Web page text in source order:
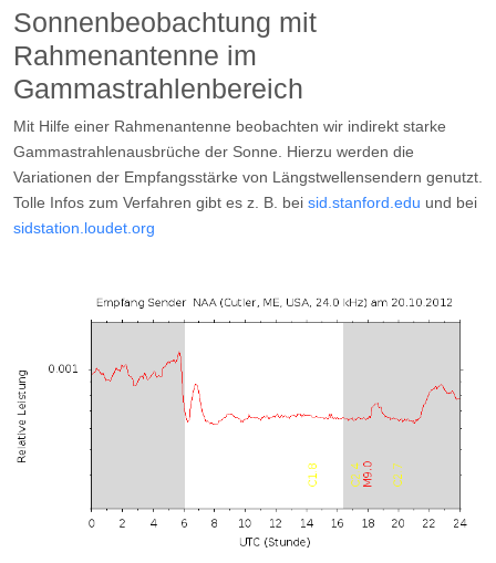
Sonnenbeobachtung mit
Rahmenantenne im
Gammastrahlenbereich
Mit Hilfe einer Rahmenantenne beobachten wir indirekt starke
Gammastrahlenausbrüche der Sonne. Hierzu werden die
Variationen der Empfangsstärke von Längstwellensendern genutzt.
Tolle Infos zum Verfahren gibt es z. B. bei sid.stanford.edu und bei
sidstation.loudet.org